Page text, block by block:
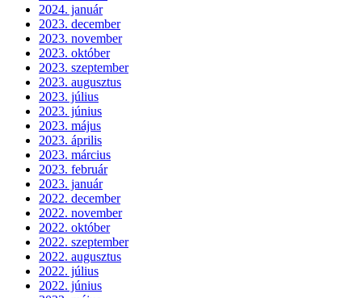
2024. január
2023. december
2023. november
2023. október
2023. szeptember
2023. augusztus
2023. július
2023. június
2023. május
2023. április
2023. március
2023. február
2023. január
2022. december
2022. november
2022. október
2022. szeptember
2022. augusztus
2022. július
2022. június